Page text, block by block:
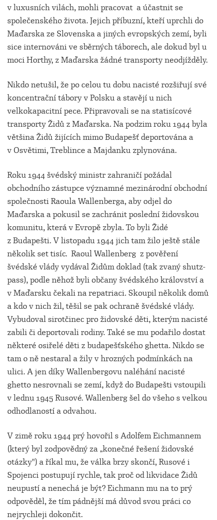
v luxusních vilách, mohli pracovat a účastnit se
společenského života. Jejich příbuzní, kteří uprchli do
Maďarska ze Slovenska a jiných evropských zemí, byli
sice internováni ve sběrných táborech, ale dokud byl u
moci Horthy, z Maďarska žádné transporty neodjížděly.
Nikdo netušil, že po celou tu dobu nacisté rozšiřují své
koncentrační tábory v Polsku a stavějí u nich
velkokapacitní pece. Připravovali se na statisícové
transporty Židů z Maďarska. Na podzim roku 1944 byla
většina Židů žijících mimo Budapešť deportována a
v Osvětimi, Treblince a Majdanku zplynována.
Roku 1944 švédský ministr zahraničí požádal
obchodního zástupce významné mezinárodní obchodní
společnosti Raoula Wallenberga, aby odjel do
Maďarska a pokusil se zachránit poslední židovskou
komunitu, která v Evropě zbyla. To byli Židé
z Budapešti. V listopadu 1944 jich tam žilo ještě stále
několik set tisíc. Raoul Wallenberg z pověření
švédské vlády vydával Židům doklad (tak zvaný shutz-
pass), podle něhož byli občany švédského království a
v Maďarsku čekali na repatriaci. Skoupil několik domů
a kdo v nich žil, těšil se pak ochraně švédské vlády.
Vybudoval sirotčinec pro židovské děti, kterým nacisté
zabili či deportovali rodiny. Také se mu podařilo dostat
některé osiřelé děti z budapešťského ghetta. Nikdo se
tam o ně nestaral a žily v hrozných podmínkách na
ulici. A jen díky Wallenbergovu naléhání nacisté
ghetto nesrovnali se zemí, když do Budapešti vstoupili
v lednu 1945 Rusové. Wallenberg šel do všeho s velkou
odhodlaností a odvahou.
V zimě roku 1944 prý hovořil s Adolfem Eichmannem
(který byl zodpovědný za „konečné řešení židovské
otázky") a říkal mu, že válka brzy skončí, Rusové i
Spojenci postupují rychle, tak proč od likvidace Židů
neupustí a nenechá je být? Eichmann mu na to prý
odpověděl, že tím pádnější má důvod svou práci co
nejrychleji dokončit.